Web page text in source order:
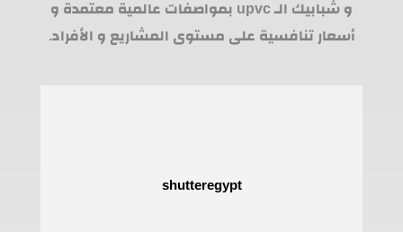
و شبابيك الـ upvc بمواصفات عالمية معتمدة و
أسعار تنافسية على مستوى المشاريع و الأفراد.